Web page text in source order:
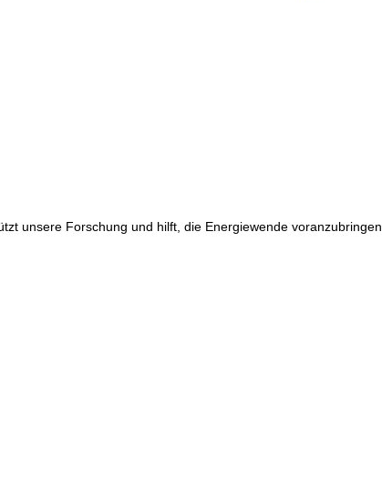
unsere Forschung und hilft, die Energiewende voranzubringen.